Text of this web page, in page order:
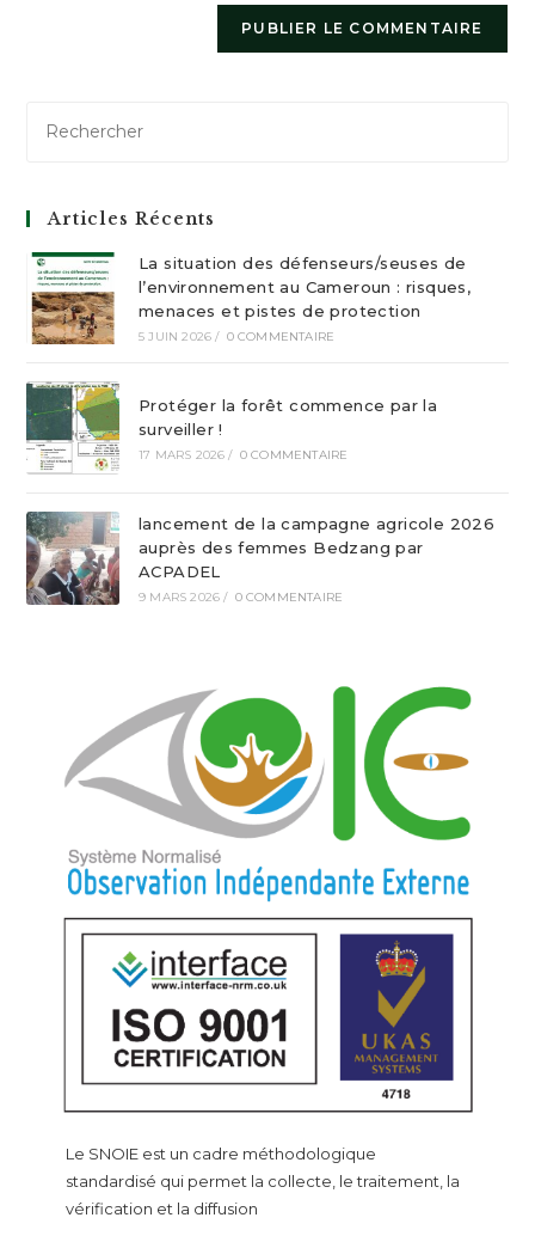
Articles Récents
La situation des défenseurs/seuses de
l’environnement au Cameroun : risques,
menaces et pistes de protection
5 JUIN 2026 / 0 COMMENTAIRE
Protéger la forêt commence par la
surveiller !
17 MARS 2026 / 0 COMMENTAIRE
lancement de la campagne agricole 2026
auprès des femmes Bedzang par
ACPADEL
9 MARS 2026 / 0 COMMENTAIRE
Le SNOIE est un cadre méthodologique
standardisé qui permet la collecte, le traitement, la
vérification et la diffusion